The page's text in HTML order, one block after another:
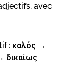
avec
: καλός →
δικαίως